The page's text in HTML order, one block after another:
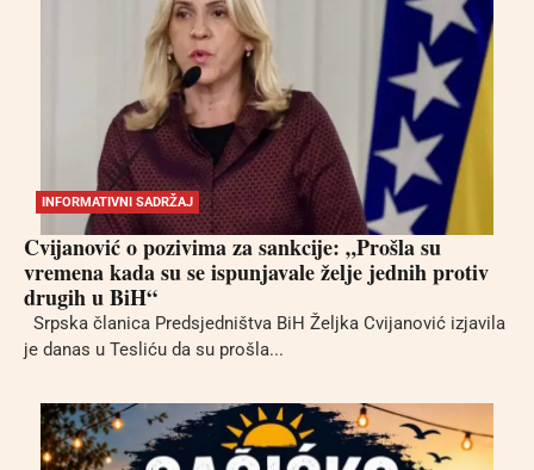
INFORMATIVNI SADRŽAJ
Cvijanović o pozivima za sankcije: „Prošla su
vremena kada su se ispunjavale želje jednih protiv
drugih u BiH“
Srpska članica Predsjedništva BiH Željka Cvijanović izjavila
je danas u Tesliću da su prošla...